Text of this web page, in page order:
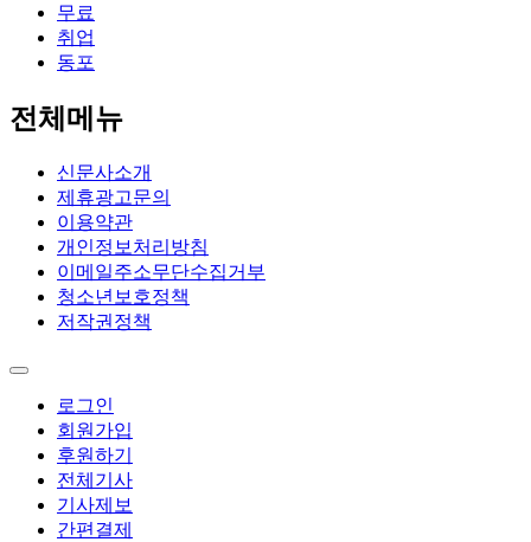
무료
취업
동포
전체메뉴
신문사소개
제휴광고문의
이용약관
개인정보처리방침
이메일주소무단수집거부
청소년보호정책
저작권정책
로그인
회원가입
후원하기
전체기사
기사제보
간편결제